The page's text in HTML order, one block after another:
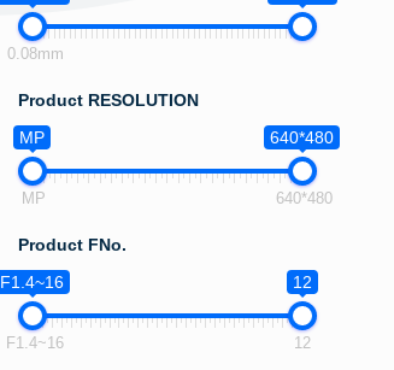
0.08mm
Product RESOLUTION
MP
640*480
MP 640*480
Product FNo.
F1.4~16
12
F1.4~16 12